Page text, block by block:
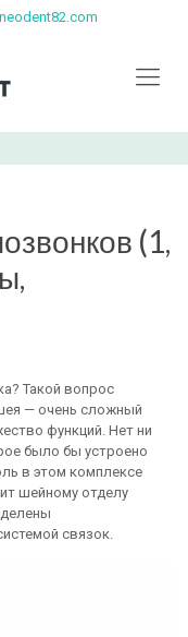
(1,
Такой вопрос
— очень сложный
функций. Нет ни
было бы устроено
в этом комплексе
шейному отделу
связок.